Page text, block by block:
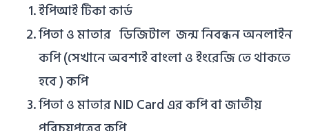
ইপিআই টিকা কার্ড
পিতা ও মাতার ডিজিটাল জন্ম নিবন্ধন অনলাইন
কপি (সেখানে অবশ্যই বাংলা ও ইংরেজি তে থাকতে
হবে ) কপি
পিতা ও মাতার NID Card এর কপি বা জাতীয়